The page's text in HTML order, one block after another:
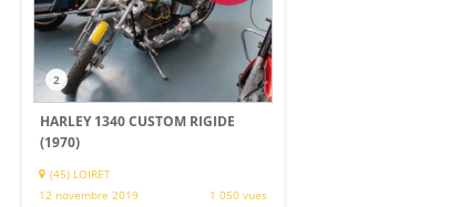
2
HARLEY 1340 CUSTOM RIGIDE
(1970)
(45) LOIRET
12 novembre 2019
1 050 vues